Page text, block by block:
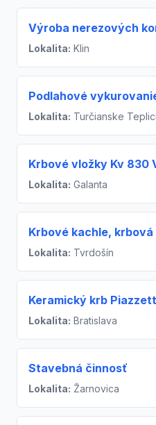
Výroba nerezových
Lokalita: Klin
Podlahové
Lokalita: Turčianske
Krbové vložky Kv 830
Lokalita: Galanta
Krbové kachle,
Lokalita: Tvrdošín
Keramický krb
Lokalita: Bratislava
Stavebná činnosť
Lokalita: Žarnovica